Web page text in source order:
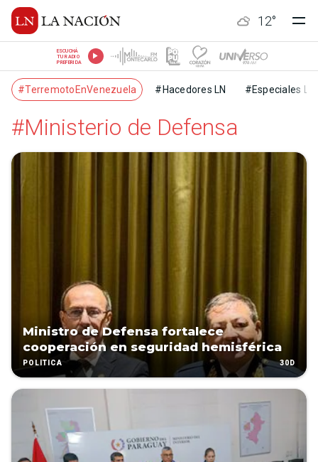
12°
ESCUCHÁ
TU RADIO
PREFERIDA
#TerremotoEnVenezuela #Hacedores LN #Especiales LN
#Ministerio de Defensa
Ministro de Defensa fortalece
cooperación en seguridad hemisférica
POLÍTICA 30D